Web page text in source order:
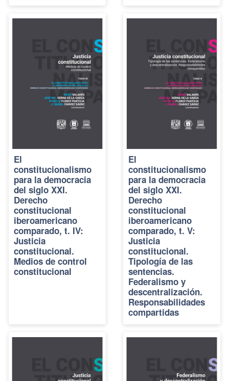
El
constitucionalismo
para la democracia
del siglo XXI.
Derecho
constitucional
iberoamericano
comparado, t. IV:
Justicia
constitucional.
Medios de control
constitucional
El
constitucionalismo
para la democracia
del siglo XXI.
Derecho
constitucional
iberoamericano
comparado, t. V:
Justicia
constitucional.
Tipología de las
sentencias.
Federalismo y
descentralización.
Responsabilidades
compartidas